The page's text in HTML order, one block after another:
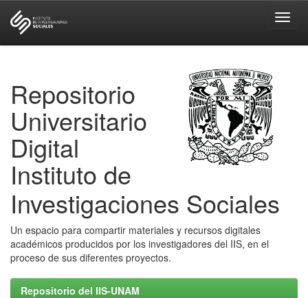
Repositorio
Universitario
Digital
Instituto de
Investigaciones Sociales
Un espacio para compartir materiales y recursos digitales
académicos producidos por los investigadores del IIS, en el
proceso de sus diferentes proyectos.
Repositorio del IIS-UNAM